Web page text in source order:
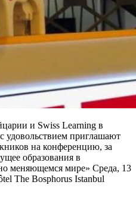
и Swiss Learning в
удовольствием приглашают
на конференцию, за
образования в
меняющемся мире» Среда, 13
The Bosphorus Istanbul